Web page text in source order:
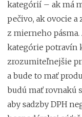
kategórií – ak má
pečivo, ak ovocie
z mierneho
kategórie potravín
zrozumiteľnejšie
a bude to mať
budú mať rovnakú
aby sadzby DPH